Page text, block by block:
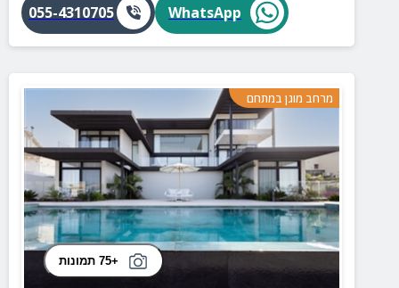
WhatsApp
055-4310705
מרחב מוגן במתחם
+75 תמונות